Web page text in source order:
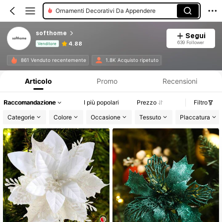
Ornamenti Decorativi Da Appendere
softhome
Venditore 4.88
Segui
639 Follower
861 Venduto recentemente 1.8K Acquisto ripetuto
Articolo Promo Recensioni
Raccomandazione I più popolari Prezzo
Filtro
Categorie
Colore Occasione Tessuto Placcatura